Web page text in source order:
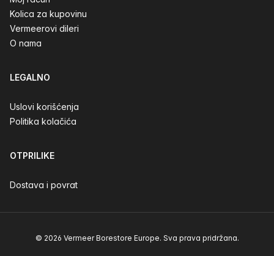
Kolica za kupovinu
Vermeerovi dileri
O nama
LEGALNO
Uslovi korišćenja
Politika kolačića
OTPRILIKE
Dostava i povrat
© 2026 Vermeer Borestore Europe. Sva prava pridržana.